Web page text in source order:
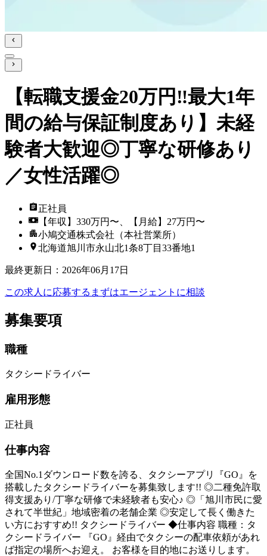
【転職支援金20万円‼最大1年
間の給与保証制度あり】未経
験者大歓迎◎丁寧な研修あり
／女性活躍◎
正社員
【年収】330万円〜、【月給】27万円〜
小鳩交通株式会社（本社営業所）
北海道旭川市永山北1条8丁目33番地1
最終更新日 ： 2026年06月17日
この求人に応募する まずはエージェントに相談
募集要項
職種
タクシードライバー
雇用形態
正社員
仕事内容
全国No.1ダウンロード数を誇る、タクシーアプリ『GO』を
搭載したタクシードライバーを募集致します!! ◎二種免許取
得支援あり/丁寧な研修で未経験者も安心♪ ◎「旭川市民に愛
されて半世紀」地域密着の老舗企業 ◎安定して長く働きた
い方におすすめ!! タクシードライバー ◆仕事内容 職種：タ
クシードライバー 『GO』経由でタクシーの配車依頼があれ
ば指定の場所へお迎え。 お客様を目的地にお送りします。